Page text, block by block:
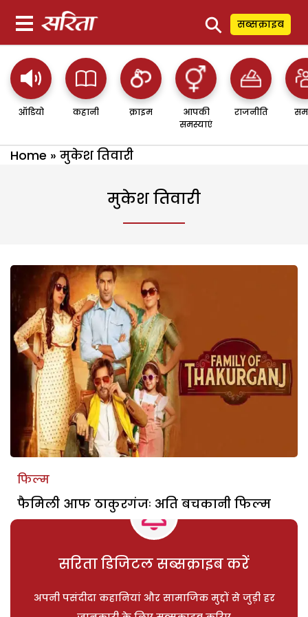
⚲ सब्सक्राइब
ऑडियो कहानी क्राइम
आपकी
समस्याएं
राजनीति
Home » मुकेश तिवारी
मुकेश तिवारी
फिल्म
फैमिली आफ ठाकुरगंजः अति बचकानी फिल्म
सरिता डिजिटल सब्सक्राइब करें
अपनी पसंदीदा कहानियां और सामाजिक मुद्दों से जुड़ी हर